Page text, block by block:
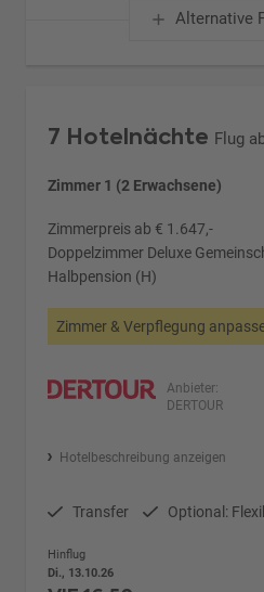
Alternative
7 Hotelnächte Flug
Zimmer 1 (2 Erwachsene)
Zimmerpreis ab € 1.647,-
Doppelzimmer Deluxe
Halbpension (H)
Zimmer & Verpflegung
Anbieter:
DERTOUR
Hotelbeschreibung anzeigen
Transfer Optional:
Hinflug
Di., 13.10.26